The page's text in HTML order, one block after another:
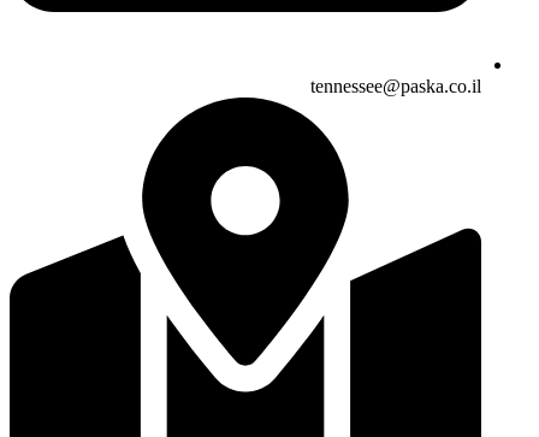
tennessee@paska.co.il